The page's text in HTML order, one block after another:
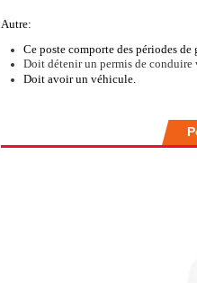
Autre:
Ce poste comporte des périodes de
Doit détenir un permis de conduire
Doit avoir un véhicule.